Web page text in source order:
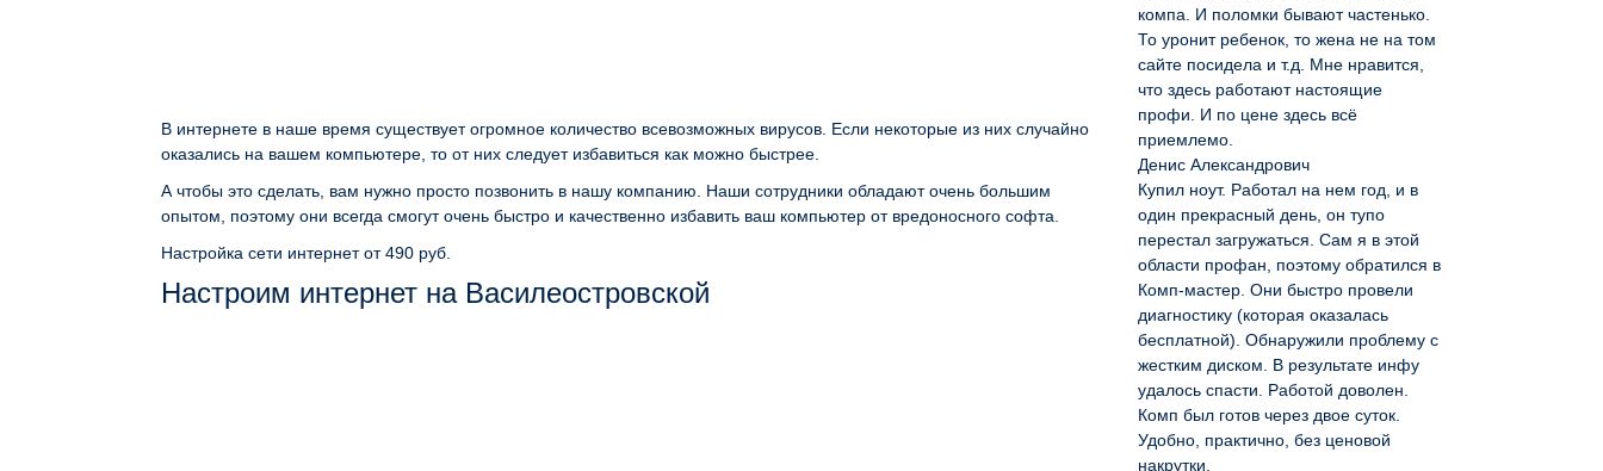
В интернете в наше время существует огромное количество всевозможных вирусов. Если некоторые из них случайно
оказались на вашем компьютере, то от них следует избавиться как можно быстрее.
А чтобы это сделать, вам нужно просто позвонить в нашу компанию. Наши сотрудники обладают очень большим
опытом, поэтому они всегда смогут очень быстро и качественно избавить ваш компьютер от вредоносного софта.
Настройка сети интернет от 490 руб.
Настроим интернет на Василеостровской
компа. И поломки бывают частенько.
То уронит ребенок, то жена не на том
сайте посидела и т.д. Мне нравится,
что здесь работают настоящие
профи. И по цене здесь всё
приемлемо.
Денис Александрович
Купил ноут. Работал на нем год, и в
один прекрасный день, он тупо
перестал загружаться. Сам я в этой
области профан, поэтому обратился в
Комп-мастер. Они быстро провели
диагностику (которая оказалась
бесплатной). Обнаружили проблему с
жестким диском. В результате инфу
удалось спасти. Работой доволен.
Комп был готов через двое суток.
Удобно, практично, без ценовой
накрутки.